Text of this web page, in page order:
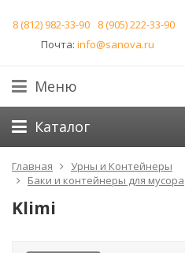
8 (812) 982-33-90
8 (905) 222-33-90
Почта: info@sanova.ru
Меню
Каталог
Главная
Урны и Контейнеры
Баки и контейнеры для мусора
Klimi